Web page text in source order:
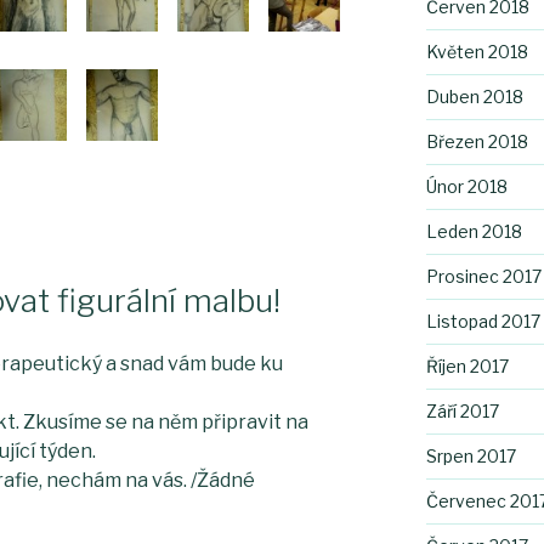
figurální malbu!
a snad vám bude ku
Zkusíme se na něm připravit na
týden.
nechám na vás. /Žádné
Červen 2018
Květen 2018
Duben 2018
Březen 2018
Únor 2018
Leden 2018
Prosinec 2017
Listopad 2017
Říjen 2017
Září 2017
Srpen 2017
Červenec